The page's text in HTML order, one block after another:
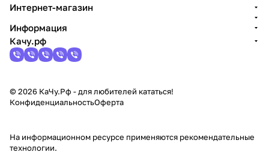
Интернет-магазин
Информация
Качу.рф
© 2026 КаЧу.Рф - для любителей кататься!
КонфиденциальностьОферта
На информационном ресурсе применяются рекомендательные
технологии.